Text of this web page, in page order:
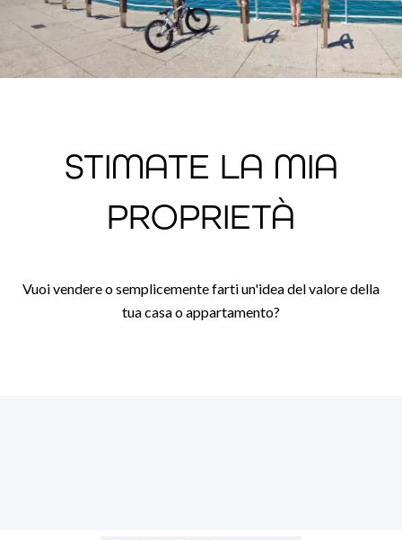
STIMATE LA MIA
PROPRIETÀ
Vuoi vendere o semplicemente farti un'idea del valore della
tua casa o appartamento?